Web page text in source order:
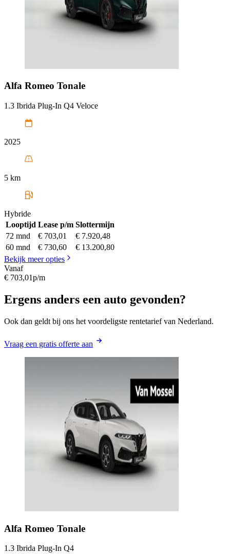
Alfa Romeo Tonale
1.3 Ibrida Plug-In Q4 Veloce
2025
5 km
Hybride
Looptijd Lease p/m Slottermijn
72 mnd
€ 703,01
€ 7.920,48
60 mnd
€ 730,60
€ 13.200,80
Bekijk meer opties
Vanaf
€ 703,01p/m
Ergens anders een auto gevonden?
Ook dan geldt bij ons het voordeligste rentetarief van Nederland.
Vraag een gratis offerte aan
Alfa Romeo Tonale
1.3 Ibrida Plug-In Q4